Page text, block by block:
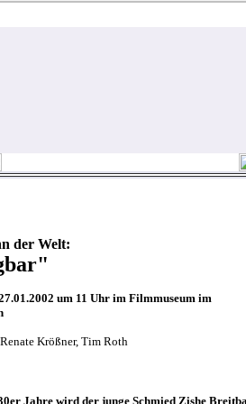
der Welt:
um 11 Uhr im Filmmuseum im
Renate Krößner, Tim Roth
Jahre wird der junge Schmied Zishe